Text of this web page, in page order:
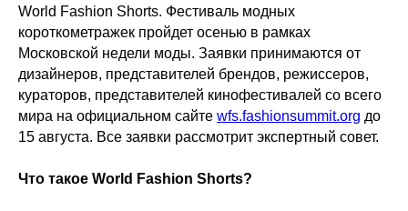
World Fashion Shorts. Фестиваль модных
короткометражек пройдет осенью в рамках
Московской недели моды. Заявки принимаются от
дизайнеров, представителей брендов, режиссеров,
кураторов, представителей кинофестивалей со всего
мира на официальном сайте wfs.fashionsummit.org до
15 августа. Все заявки рассмотрит экспертный совет.
Что такое World Fashion Shorts?